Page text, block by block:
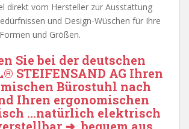
direkt vom Hersteller zur Ausstattung
und Design-Wüschen für Ihre
und Größen.
Sie bei der deutschen
STEIFENSAND AG Ihren
Bürostuhl nach
Ihren ergonomischen
…natürlich elektrisch